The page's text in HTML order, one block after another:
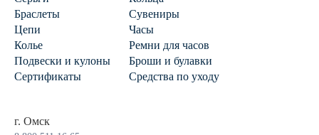
Браслеты
Сувениры
Цепи
Часы
Колье
Ремни для часов
Подвески и кулоны
Броши и булавки
Сертификаты
Средства по уходу
г. Омск